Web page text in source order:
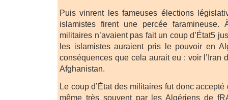
Puis vinrent les fameuses élections
islamistes firent une percée
militaires n’avaient pas fait un coup d’État5
les islamistes auraient pris le pouvoir en
conséquences que cela aurait eu : voir l’Iran
Afghanistan.
Le coup d’État des militaires fut donc
même très souvent par les Algériens de